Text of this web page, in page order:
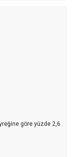
göre yüzde 2,6